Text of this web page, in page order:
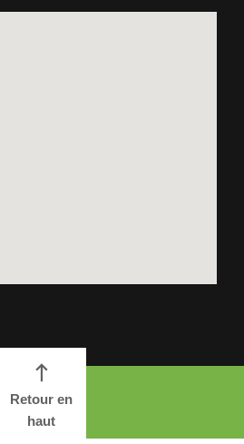
Retour en
haut